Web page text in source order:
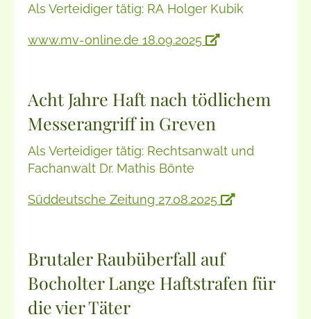
Als Verteidiger tätig: RA Holger Kubik
www.mv-online.de 18.09.2025
Acht Jahre Haft nach tödlichem
Messerangriff in Greven
Als Verteidiger tätig: Rechtsanwalt und
Fachanwalt Dr. Mathis Bönte
Süddeutsche Zeitung 27.08.2025
Brutaler Raubüberfall auf
Bocholter Lange Haftstrafen für
die vier Täter